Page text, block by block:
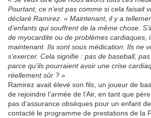
Pourtant, ce n’est pas comme si cela faisait
déclaré Ramirez. « Maintenant, il y a
d’enfants qui souffrent de la même chose.
de myocardite ou de problèmes cardiaques,
maintenant. Ils sont sous médication. Ils ne
s’exercer. Cela signifie : pas de baseball,
parce qu’ils pourraient avoir une crise
réellement sûr ? »
Ramirez avait élevé son fils, un joueur de
de rejoindre l’armée de l’Air, en tant que
pas d’assurance obsèques pour un enfant
contacté le programme de prestations de la